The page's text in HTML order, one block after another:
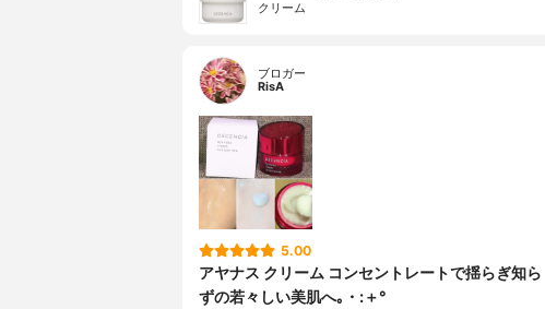
クリーム
ブロガー
RisA
5.00
アヤナス クリーム コンセントレートで揺らぎ知ら
ずの若々しい美肌へ｡・:＋°